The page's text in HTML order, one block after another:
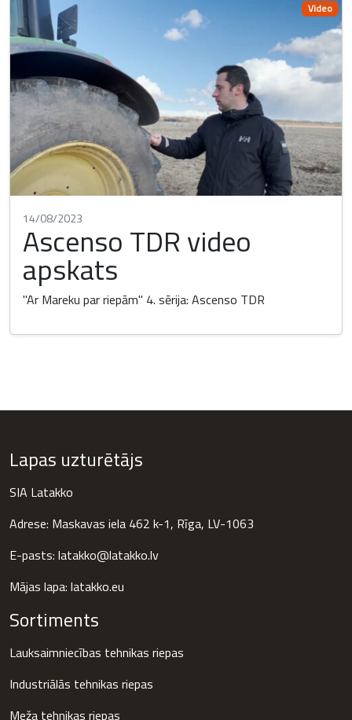
Video
14/08/2023
Ascenso TDR video
apskats
"Ar Mareku par riepām" 4. sērija: Ascenso TDR
Lapas uzturētājs
SIA Latakko
Adrese: Maskavas iela 462 k-1, Rīga, LV-1063
E-pasts: latakko@latakko.lv
Mājas lapa: latakko.eu
Sortiments
Lauksaimniecības tehnikas riepas
Industriālās tehnikas riepas
Meža tehnikas riepas